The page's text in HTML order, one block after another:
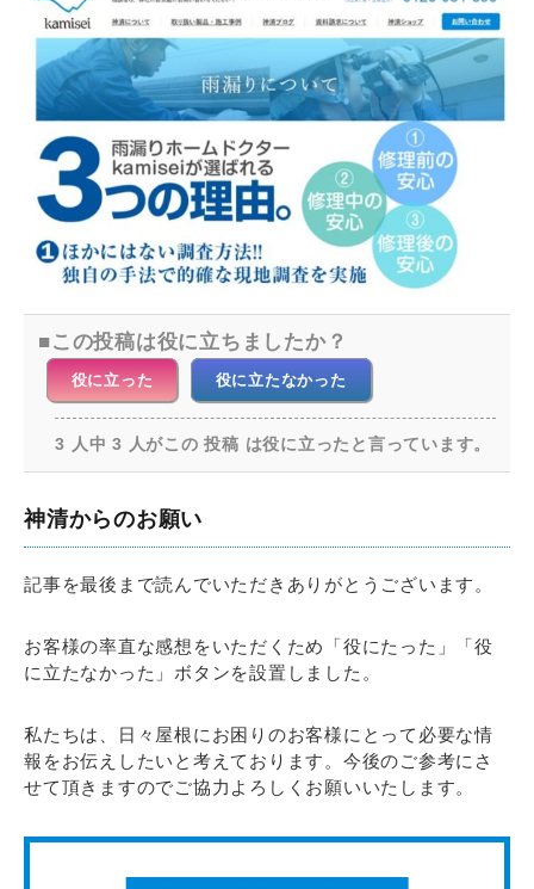
この投稿は役に立ちましたか？
役に立った 役に立たなかった
3 人中 3 人がこの 投稿 は役に立ったと言っています。
神清からのお願い
記事を最後まで読んでいただきありがとうございます。
お客様の率直な感想をいただくため「役にたった」「役
に立たなかった」ボタンを設置しました。
私たちは、日々屋根にお困りのお客様にとって必要な情
報をお伝えしたいと考えております。今後のご参考にさ
せて頂きますのでご協力よろしくお願いいたします。